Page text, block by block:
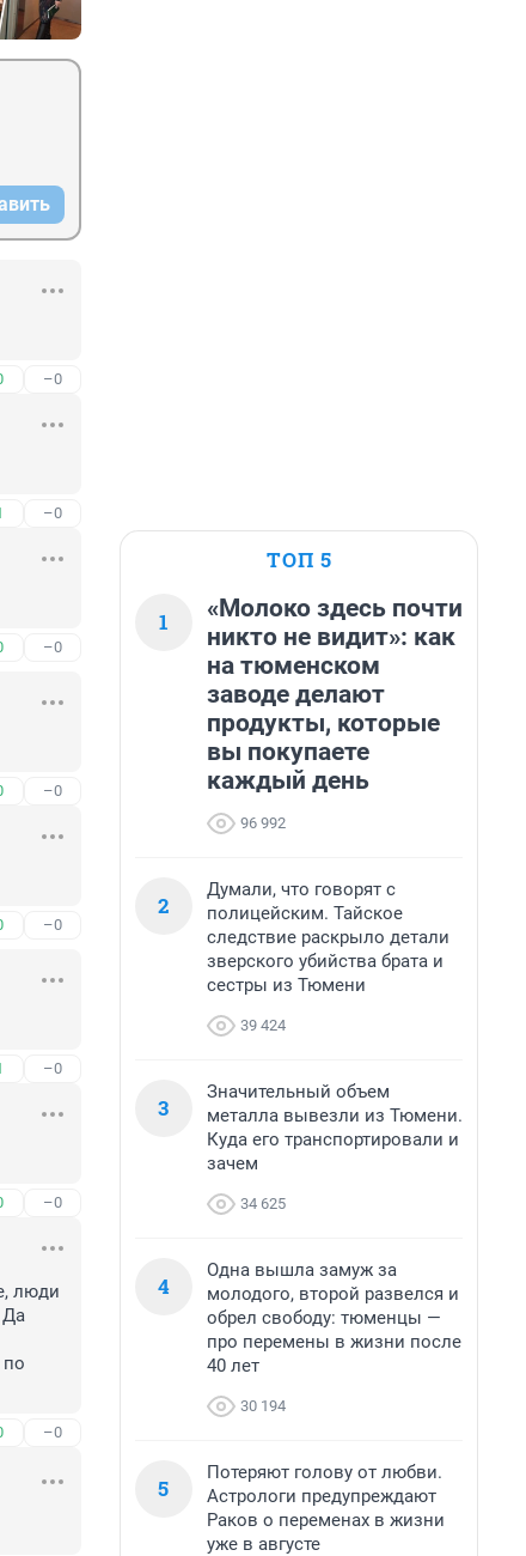
–0
–0
–0
–0
–0
–0
–0
люди
Да
по
–0
ТОП 5
1
«Молоко здесь почти
никто не видит»: как
на тюменском
заводе делают
продукты, которые
вы покупаете
каждый день
96 992
2
Думали, что говорят с
полицейским. Тайское
следствие раскрыло детали
зверского убийства брата и
сестры из Тюмени
39 424
3
Значительный объем
металла вывезли из Тюмени.
Куда его транспортировали и
зачем
34 625
4
Одна вышла замуж за
молодого, второй развелся и
обрел свободу: тюменцы —
про перемены в жизни после
40 лет
30 194
5
Потеряют голову от любви.
Астрологи предупреждают
Раков о переменах в жизни
уже в августе